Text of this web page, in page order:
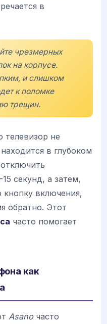
в
чрезмерных
на корпусе.
и слишком
к поломке
трещин.
телевизор не
в глубоком
секунд, а затем,
включения,
обратно. Этот
часто помогает
как
Asanoчасто